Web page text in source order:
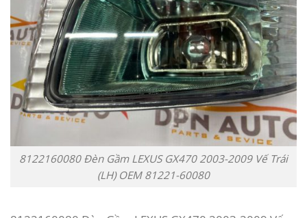
8122160080 Đèn Gầm LEXUS GX470 2003-2009 Vế Trái
(LH) OEM 81221-60080